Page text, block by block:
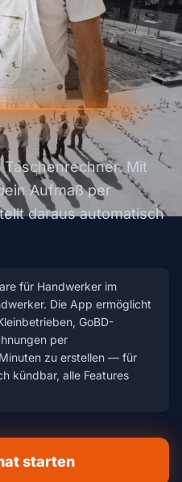
Mit
Aufmaß per
daraus automatisch
für Handwerker im
Die App ermöglicht
GoBD-
per
zu erstellen — für
kündbar, alle Features
starten